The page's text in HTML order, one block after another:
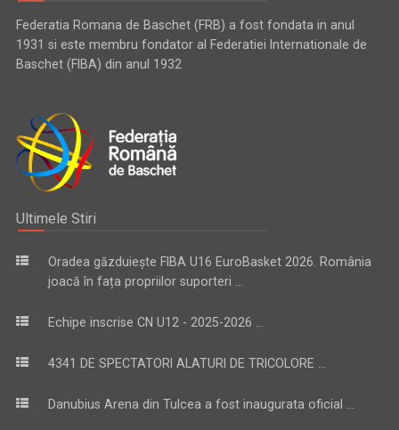
Federatia Romana de Baschet (FRB) a fost fondata in anul
1931 si este membru fondator al Federatiei Internationale de
Baschet (FIBA) din anul 1932
Ultimele Stiri
Oradea găzduiește FIBA U16 EuroBasket 2026. România
joacă în fața propriilor suporteri ...
Echipe inscrise CN U12 - 2025-2026 ...
4341 DE SPECTATORI ALATURI DE TRICOLORE ...
Danubius Arena din Tulcea a fost inaugurata oficial ...